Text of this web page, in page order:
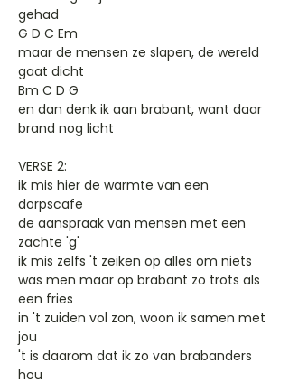
gehad
G D C Em
maar de mensen ze slapen, de wereld
gaat dicht
Bm C D G
en dan denk ik aan brabant, want daar
brand nog licht
VERSE 2:
ik mis hier de warmte van een
dorpscafe
de aanspraak van mensen met een
zachte 'g'
ik mis zelfs 't zeiken op alles om niets
was men maar op brabant zo trots als
een fries
in 't zuiden vol zon, woon ik samen met
jou
't is daarom dat ik zo van brabanders
hou